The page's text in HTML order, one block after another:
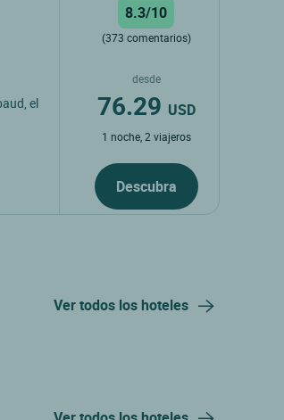
el
8.3/10
(373 comentarios)
desde
76.29 USD
1 noche, 2 viajeros
Descubra
Ver todos los hoteles